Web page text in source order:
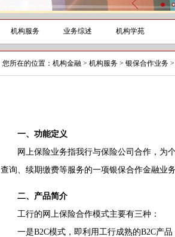
机构服务 业务综述 机构学苑
您所在的位置： 机构金融 > 机构服务 > 银保合作业务 >
一、功能定义
网上保险业务指我行与保险公司合作，为个
查询、续期缴费等服务的一项银保合作金融业务
二、产品简介
工行的网上保险合作模式主要有三种：
一是B2C模式，即利用工行成熟的B2C产品